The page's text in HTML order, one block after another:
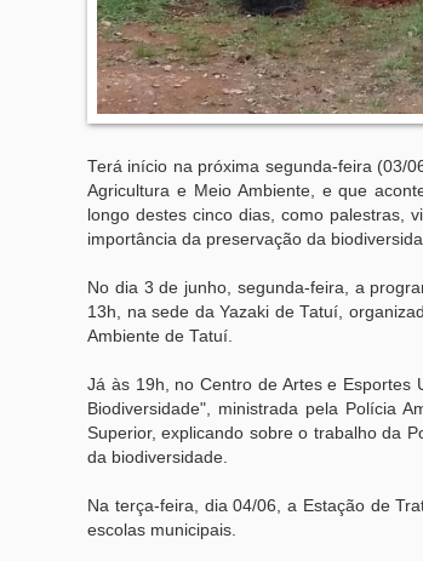
Terá início na próxima segunda-feira (03/
Agricultura e Meio Ambiente, e que
longo destes cinco dias, como palestras,
importância da preservação da
No dia 3 de junho, segunda-feira, a
13h, na sede da Yazaki de Tatuí,
Ambiente de Tatuí.
Já às 19h, no Centro de Artes e Esportes
Biodiversidade", ministrada pela Polícia
Superior, explicando sobre o trabalho da
da biodiversidade.
Na terça-feira, dia 04/06, a Estação de
escolas municipais.